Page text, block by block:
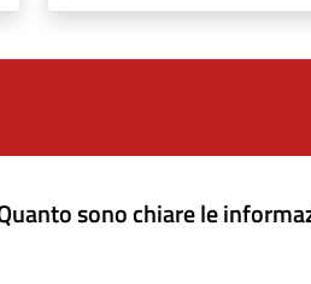
sono chiare le